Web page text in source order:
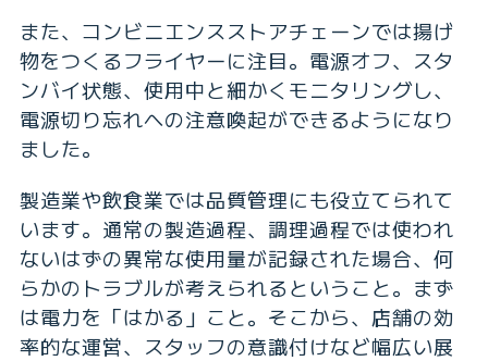
また、コンビニエンスストアチェーンでは揚げ
物をつくるフライヤーに注目。電源オフ、スタ
ンバイ状態、使用中と細かくモニタリングし、
電源切り忘れへの注意喚起ができるようになり
ました。
製造業や飲食業では品質管理にも役立てられて
います。通常の製造過程、調理過程では使われ
ないはずの異常な使用量が記録された場合、何
らかのトラブルが考えられるということ。まず
は電力を「はかる」こと。そこから、店舗の効
率的な運営、スタッフの意識付けなど幅広い展